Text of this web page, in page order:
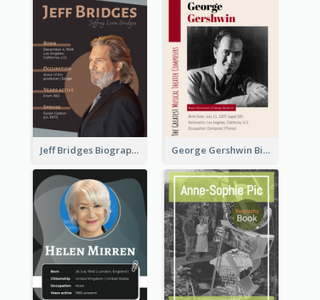
Jeff Bridges Biography George Gershwin Biography